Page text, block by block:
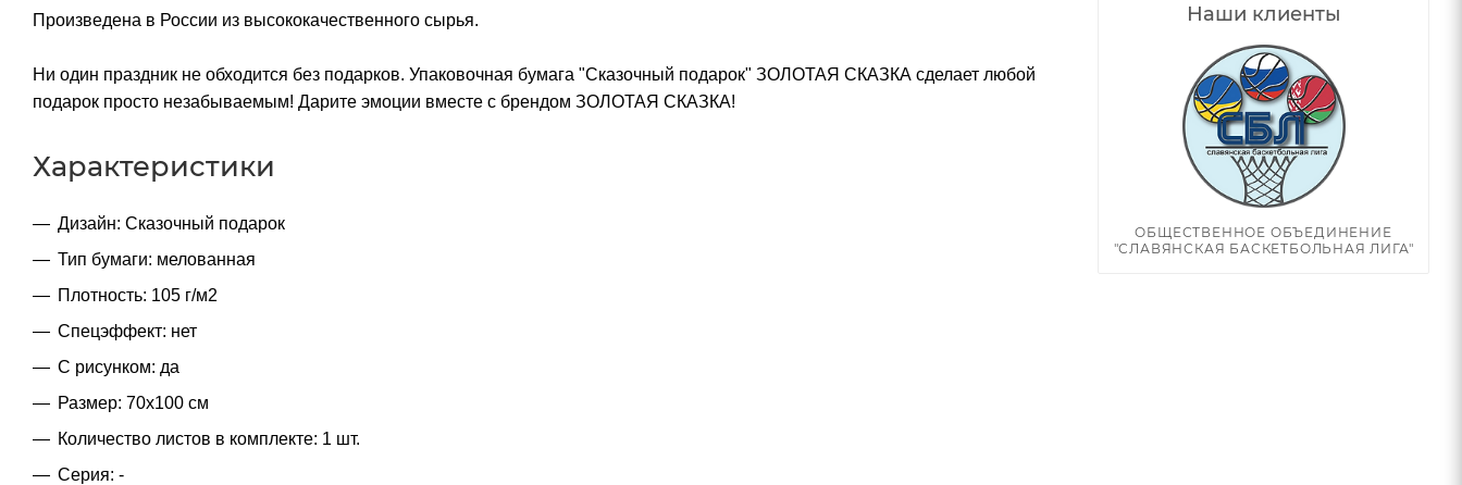
Произведена в России из высококачественного сырья.
Ни один праздник не обходится без подарков. Упаковочная бумага "Сказочный подарок" ЗОЛОТАЯ СКАЗКА сделает любой
подарок просто незабываемым! Дарите эмоции вместе с брендом ЗОЛОТАЯ СКАЗКА!
Характеристики
Дизайн: Сказочный подарок
Тип бумаги: мелованная
Плотность: 105 г/м2
Спецэффект: нет
С рисунком: да
Размер: 70х100 см
Количество листов в комплекте: 1 шт.
Серия: -
Наши клиенты
ОБЩЕСТВЕННОЕ ОБЪЕДИНЕНИЕ
"СЛАВЯНСКАЯ БАСКЕТБОЛЬНАЯ ЛИГА"